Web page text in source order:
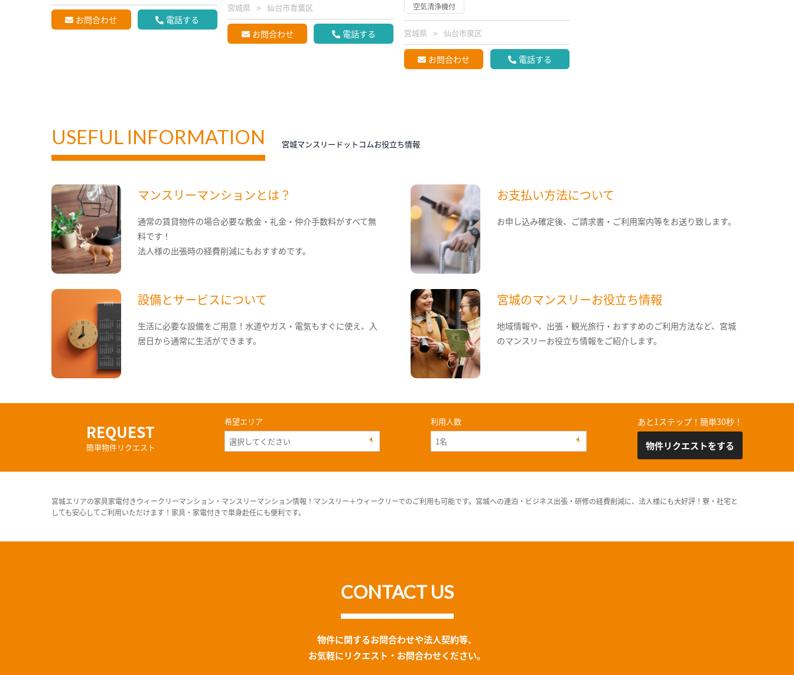
お問合わせ 電話する
宮城県 仙台市青葉区
お問合わせ 電話する
空気清浄機付
宮城県 仙台市泉区
お問合わせ 電話する
USEFUL INFORMATION 宮城マンスリードットコムお役立ち情報
マンスリーマンションとは？
通常の賃貸物件の場合必要な敷金・礼金・仲介手数料がすべて無
料です！
法人様の出張時の経費削減にもおすすめです。
お支払い方法について
お申し込み確定後、ご請求書・ご利用案内等をお送り致します。
設備とサービスについて
生活に必要な設備をご用意！水道やガス・電気もすぐに使え、入
居日から通常に生活ができます。
宮城のマンスリーお役立ち情報
地域情報や、出張・観光旅行・おすすめのご利用方法など、宮城
のマンスリーお役立ち情報をご紹介します。
REQUEST
簡単物件リクエスト
希望エリア 利用人数 あと1ステップ！簡単30秒！
物件リクエストをする
宮城エリアの家具家電付きウィークリーマンション・マンスリーマンション情報！マンスリー＋ウィークリーでのご利用も可能です。宮城への連泊・ビジネス出張・研修の経費削減に、法人様にも大好評！寮・社宅と
しても安心してご利用いただけます！家具・家電付きで単身赴任にも便利です。
CONTACT US
物件に関するお問合わせや法人契約等、
お気軽にリクエスト・お問合わせください。